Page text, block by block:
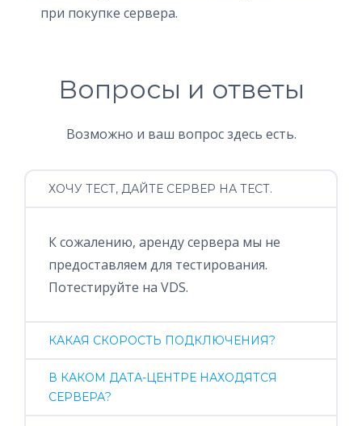
при покупке сервера.
Вопросы и ответы
Возможно и ваш вопрос здесь есть.
ХОЧУ ТЕСТ, ДАЙТЕ СЕРВЕР НА ТЕСТ.
К сожалению, аренду сервера мы не
предоставляем для тестирования.
Потестируйте на VDS.
КАКАЯ СКОРОСТЬ ПОДКЛЮЧЕНИЯ?
В КАКОМ ДАТА-ЦЕНТРЕ НАХОДЯТСЯ
СЕРВЕРА?